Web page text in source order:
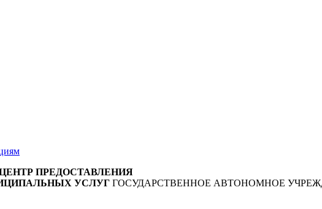
ПРЕДОСТАВЛЕНИЯ
УСЛУГ ГОСУДАРСТВЕННОЕ АВТОНОМНОЕ